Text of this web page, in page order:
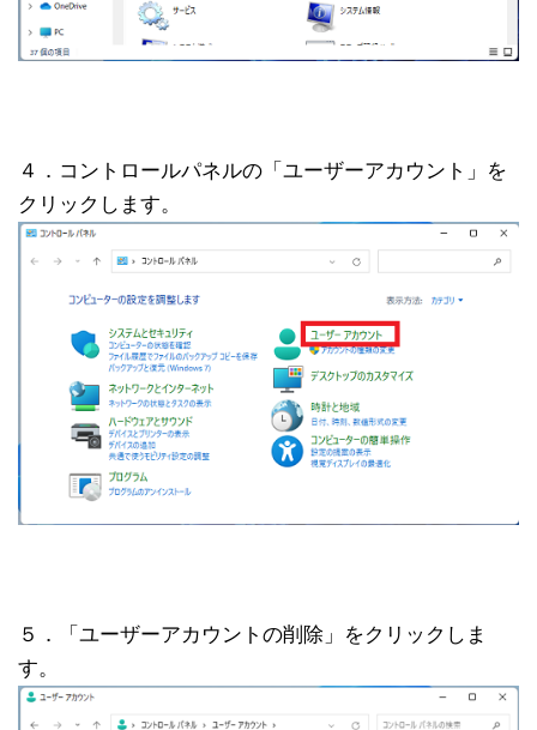
４．コントロールパネルの「ユーザーアカウント」を
クリックします。
５．「ユーザーアカウントの削除」をクリックしま
す。